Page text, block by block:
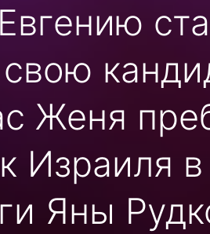
Женя
Израиля
Яны